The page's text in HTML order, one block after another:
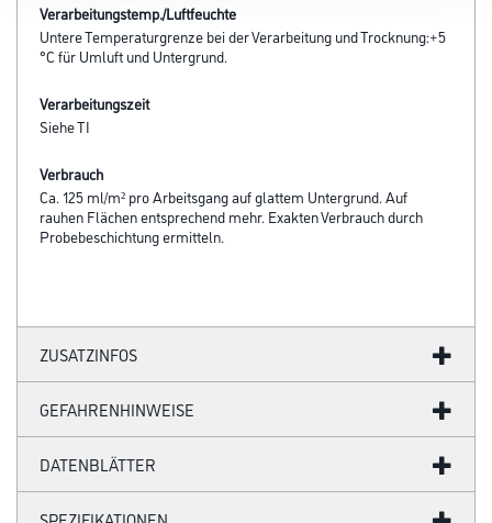
Verarbeitungstemp./Luftfeuchte
Untere Temperaturgrenze bei der Verarbeitung und Trocknung:+5
°C für Umluft und Untergrund.
Verarbeitungszeit
Siehe TI
Verbrauch
Ca. 125 ml/m² pro Arbeitsgang auf glattem Untergrund. Auf
rauhen Flächen entsprechend mehr. Exakten Verbrauch durch
Probebeschichtung ermitteln.
ZUSATZINFOS
GEFAHRENHINWEISE
DATENBLÄTTER